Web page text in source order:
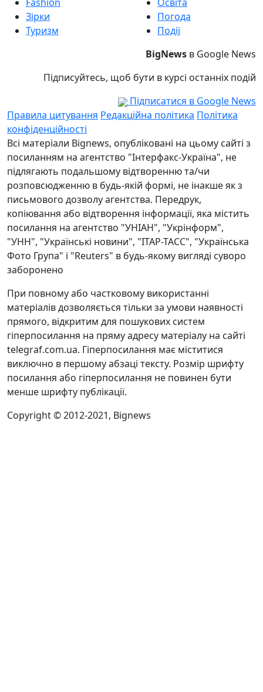
Зірки
Туризм
Погода
Події
BigNews в Google News
Підписуйтесь, щоб бути в курсі останніх подій
Підписатися в Google News
Правила цитування Редакційна політика Політика
конфіденційності
Всі матеріали Bignews, опубліковані на цьому сайті з
посиланням на агентство "Інтерфакс-Україна", не
підлягають подальшому відтворенню та/чи
розповсюдженню в будь-якій формі, не інакше як з
письмового дозволу агентства. Передрук,
копіювання або відтворення інформації, яка містить
посилання на агентство "УНІАН", "Укрінформ",
"УНН", "Українські новини", "ІТАР-ТАСС", "Українська
Фото Група" і "Reuters" в будь-якому вигляді суворо
заборонено
При повному або частковому використанні
матеріалів дозволяється тільки за умови наявності
прямого, відкритим для пошукових систем
гіперпосилання на пряму адресу матеріалу на сайті
telegraf.com.ua. Гіперпосилання має міститися
виключно в першому абзаці тексту. Розмір шрифту
посилання або гіперпосилання не повинен бути
менше шрифту публікації.
Copyright © 2012-2021, Bignews